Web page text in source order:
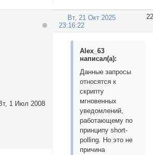
22
Вт, 21 Окт 2025
23:16:22
1 Июл 2008
Alex_63
написал(а):
Данные запросы
относятся к
скрипту
мгновенных
уведомлений,
работающему по
принципу short-
polling. Но это не
причина